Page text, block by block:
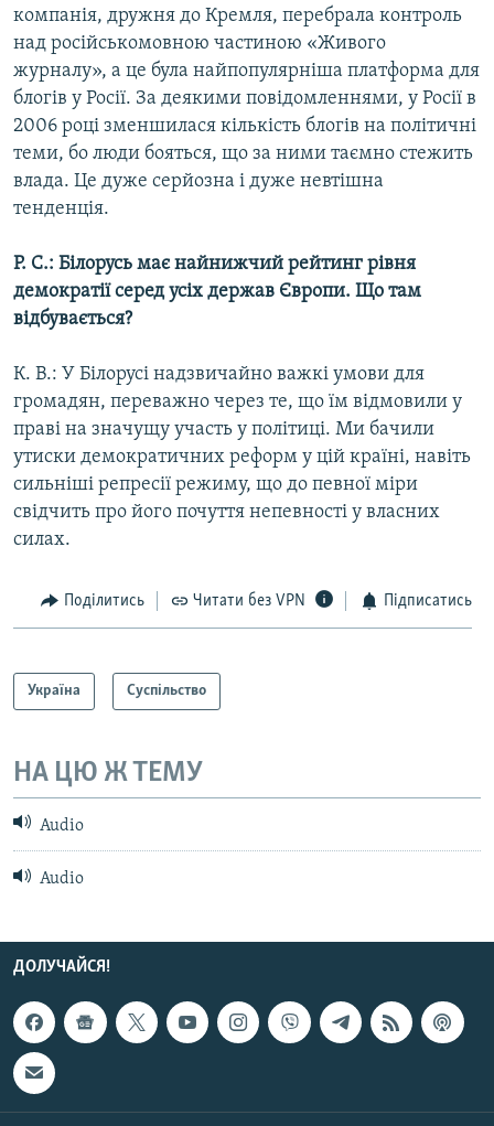
компанія, дружня до Кремля, перебрала контроль
над російськомовною частиною «Живого
журналу», а це була найпопулярніша платформа для
блогів у Росії. За деякими повідомленнями, у Росії в
2006 році зменшилася кількість блогів на політичні
теми, бо люди бояться, що за ними таємно стежить
влада. Це дуже серйозна і дуже невтішна
тенденція.
Р. С.: Білорусь має найнижчий рейтинг рівня
демократії серед усіх держав Європи. Що там
відбувається?
К. В.: У Білорусі надзвичайно важкі умови для
громадян, переважно через те, що їм відмовили у
праві на значущу участь у політиці. Ми бачили
утиски демократичних реформ у цій країні, навіть
сильніші репресії режиму, що до певної міри
свідчить про його почуття непевності у власних
силах.
Поділитись Читати без VPN Підписатись
Україна Суспільство
НА ЦЮ Ж ТЕМУ
Audio
Audio
ДОЛУЧАЙСЯ!